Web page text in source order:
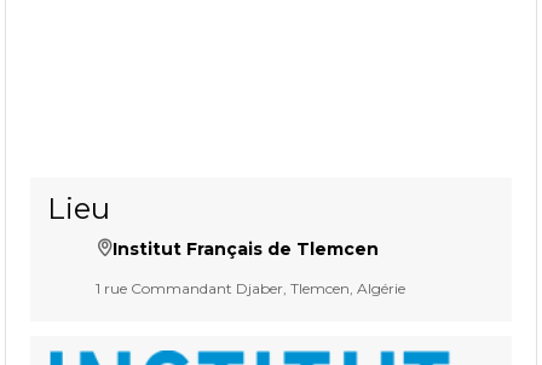
Lieu
Institut Français de Tlemcen
1 rue Commandant Djaber, Tlemcen, Algérie